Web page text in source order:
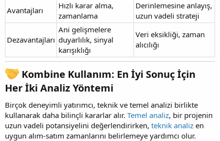
Avantajları
Hızlı karar alma,
zamanlama
Derinlemesine anlayış,
uzun vadeli strateji
Dezavantajları
Ani gelişmelere
duyarlılık, sinyal
karışıklığı
Veri eksikliği, zaman
alıcılığı
Kombine Kullanım: En İyi Sonuç İçin
Her İki Analiz Yöntemi​
Birçok deneyimli yatırımcı, teknik ve temel analizi birlikte
kullanarak daha bilinçli kararlar alır. Temel analiz, bir projenin
uzun vadeli potansiyelini değerlendirirken, teknik analiz en
uygun alım-satım zamanlarını belirlemeye yardımcı olur.